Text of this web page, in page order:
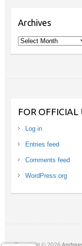
Archives
Archives
FOR OFFICIAL
Log in
Entries feed
Comments feed
WordPress.org